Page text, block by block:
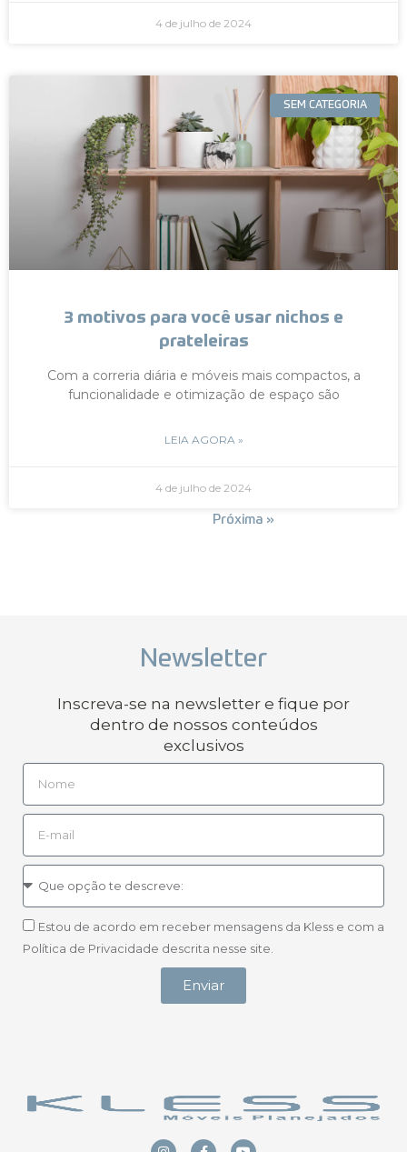
4 de julho de 2024
SEM CATEGORIA
3 motivos para você usar nichos e
prateleiras
Com a correria diária e móveis mais compactos, a
funcionalidade e otimização de espaço são
LEIA AGORA »
4 de julho de 2024
Próxima »
Newsletter
Inscreva-se na newsletter e fique por
dentro de nossos conteúdos
exclusivos
Estou de acordo em receber mensagens da Kless e com a
Política de Privacidade descrita nesse site.
Enviar